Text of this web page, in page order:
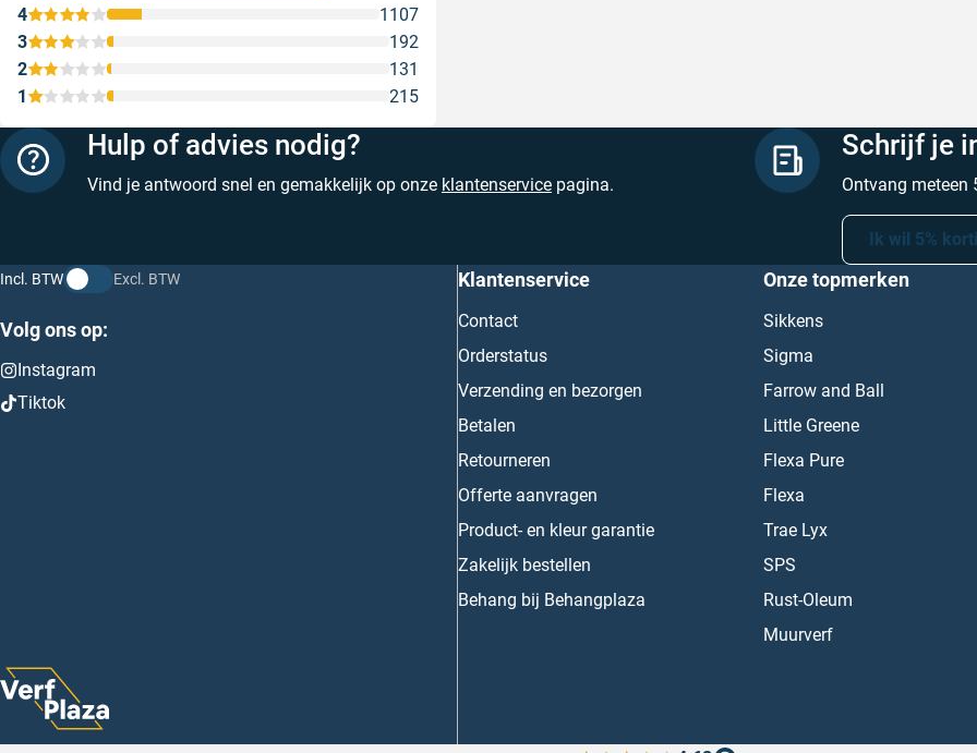
1 215
2 131
3 192
4 1107
Hulp of advies nodig?
Vind je antwoord snel en gemakkelijk op onze klantenservice pagina.
Schrijf je
Ontvang meteen
Ik wil 5%
Incl. BTW Excl. BTW
Volg ons op:
Instagram
Tiktok
Klantenservice
Contact
Orderstatus
Verzending en bezorgen
Betalen
Retourneren
Offerte aanvragen
Product- en kleur garantie
Zakelijk bestellen
Behang bij Behangplaza
Onze topmerken
Sikkens
Sigma
Farrow and Ball
Little Greene
Flexa Pure
Flexa
Trae Lyx
SPS
Rust-Oleum
Muurverf